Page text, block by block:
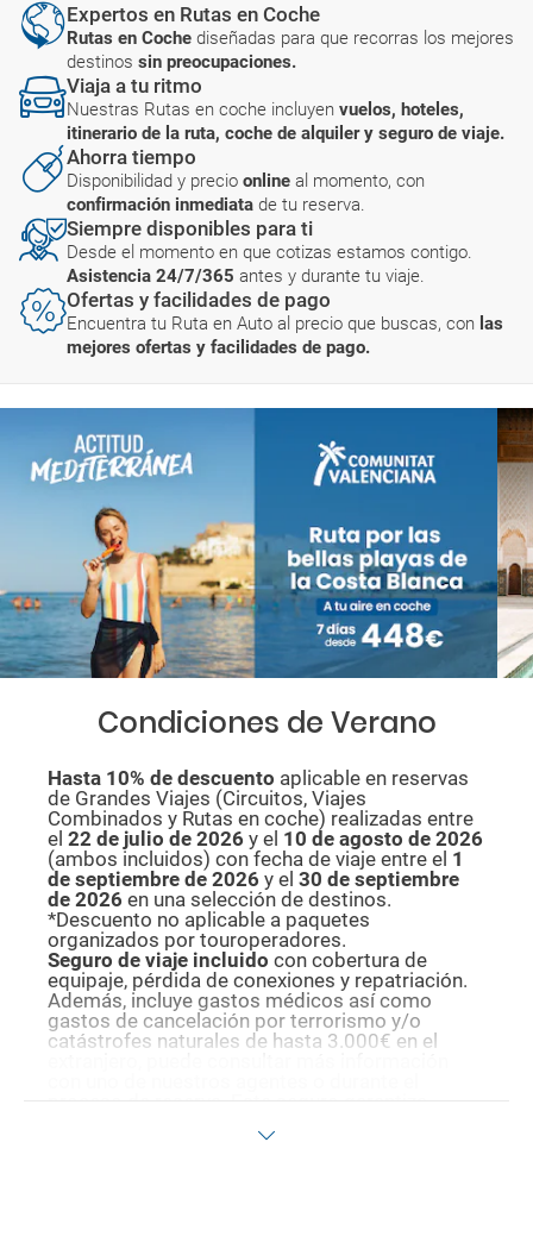
Expertos en Rutas en Coche
Rutas en Coche diseñadas para que recorras los mejores
destinos sin preocupaciones.
Viaja a tu ritmo
Nuestras Rutas en coche incluyen vuelos, hoteles,
itinerario de la ruta, coche de alquiler y seguro de viaje.
Ahorra tiempo
Disponibilidad y precio online al momento, con
confirmación inmediata de tu reserva.
Siempre disponibles para ti
Desde el momento en que cotizas estamos contigo.
Asistencia 24/7/365 antes y durante tu viaje.
Ofertas y facilidades de pago
Encuentra tu Ruta en Auto al precio que buscas, con las
mejores ofertas y facilidades de pago.
Condiciones de Verano
Hasta 10% de descuento aplicable en reservas
de Grandes Viajes (Circuitos, Viajes
Combinados y Rutas en coche) realizadas entre
el 22 de julio de 2026 y el 10 de agosto de 2026
(ambos incluidos) con fecha de viaje entre el 1
de septiembre de 2026 y el 30 de septiembre
de 2026 en una selección de destinos.
*Descuento no aplicable a paquetes
organizados por touroperadores.
Seguro de viaje incluido con cobertura de
equipaje, pérdida de conexiones y repatriación.
Además, incluye gastos médicos así como
gastos de cancelación por terrorismo y/o
catástrofes naturales de hasta 3.000€ en el
si quiere reforzar esta asistencia tiene que